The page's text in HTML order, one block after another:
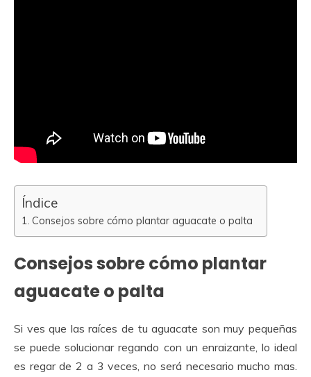
Índice
Consejos sobre cómo plantar aguacate o palta
Consejos sobre cómo plantar
aguacate o palta
Si ves que las raíces de tu aguacate son muy pequeñas
se puede solucionar regando con un enraizante, lo ideal
es regar de 2 a 3 veces, no será necesario mucho mas.